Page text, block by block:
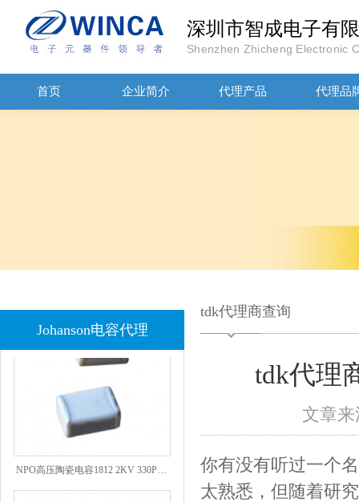
深圳市智成电子有
Shenzhen Zhicheng Electronic
首页 企业简介 代理产品 代理品
Johanson电容代理
1808 Y2 1NF安规贴片电容Johanson品牌
tdk代理商查询
tdk代理
文章
你有没有听过一个
太熟悉，但随着研